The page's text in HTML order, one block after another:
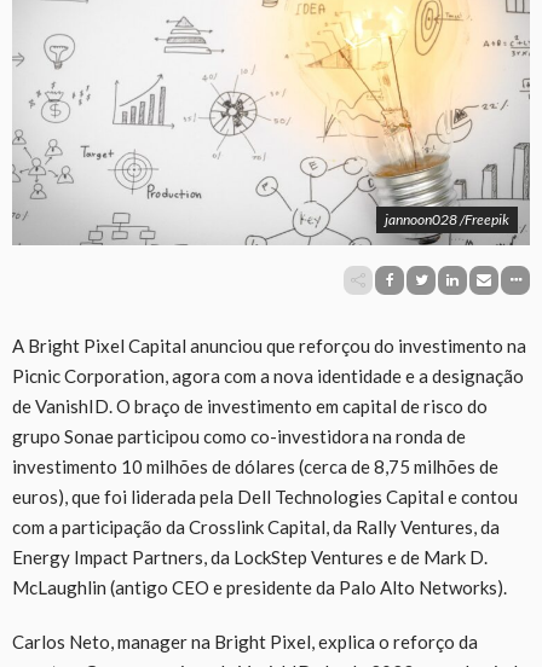
jannoon028 /Freepik
A Bright Pixel Capital anunciou que reforçou do investimento na
Picnic Corporation, agora com a nova identidade e a designação
de VanishID. O braço de investimento em capital de risco do
grupo Sonae participou como co-investidora na ronda de
investimento 10 milhões de dólares (cerca de 8,75 milhões de
euros), que foi liderada pela Dell Technologies Capital e contou
com a participação da Crosslink Capital, da Rally Ventures, da
Energy Impact Partners, da LockStep Ventures e de Mark D.
McLaughlin (antigo CEO e presidente da Palo Alto Networks).
Carlos Neto, manager na Bright Pixel, explica o reforço da